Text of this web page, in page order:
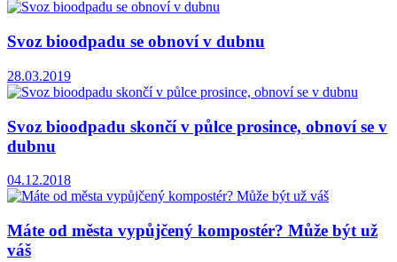
Svoz bioodpadu se obnoví v dubnu
28.03.2019
Svoz bioodpadu skončí v půlce prosince, obnoví se v
dubnu
04.12.2018
Máte od města vypůjčený kompostér? Může být už
váš